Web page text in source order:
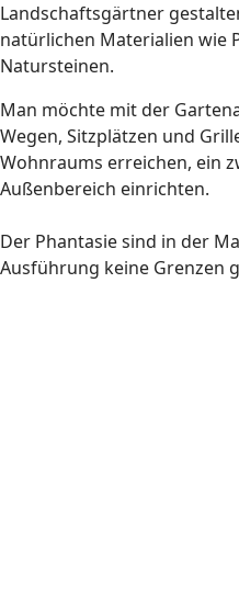
Landschaftsgärtner
natürlichen Materialien wie
Natursteinen.
Man möchte mit der
Wegen, Sitzplätzen und
Wohnraums erreichen, ein
Außenbereich einrichten.
Der Phantasie sind in der
Ausführung keine Grenzen